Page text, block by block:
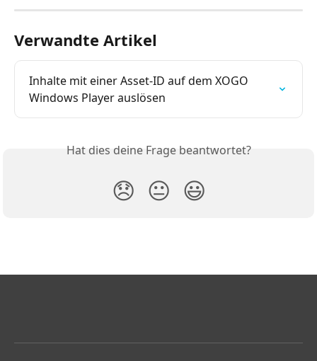
Verwandte Artikel
Inhalte mit einer Asset-ID auf dem XOGO
Windows Player auslösen
Hat dies deine Frage beantwortet?
😞 😐 😃